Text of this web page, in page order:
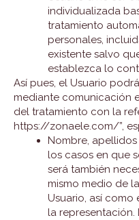
individualizada
tratamiento
personales,
existente salvo
establezca lo
Así pues, el Usuario
mediante comunicación
del tratamiento con la
https://zonaele.com/”,
Nombre, apellidos
los casos en que
será también
mismo medio de
Usuario, así
la